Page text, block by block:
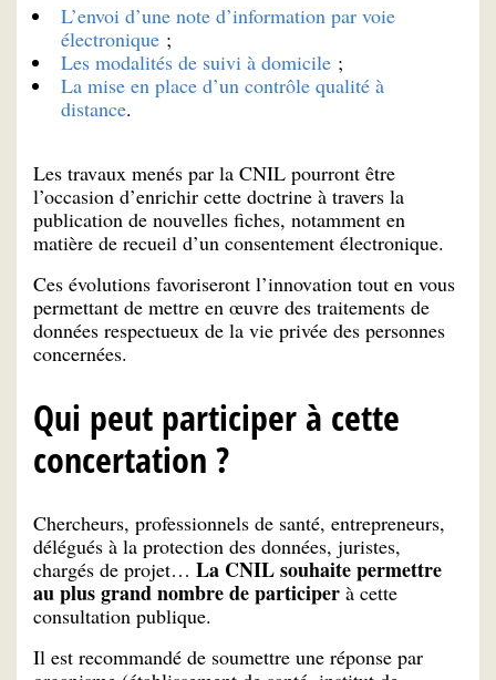
L’envoi d’une note d’information par voie
électronique ;
Les modalités de suivi à domicile ;
La mise en place d’un contrôle qualité à
distance.
Les travaux menés par la CNIL pourront être
l’occasion d’enrichir cette doctrine à travers la
publication de nouvelles fiches, notamment en
matière de recueil d’un consentement électronique.
Ces évolutions favoriseront l’innovation tout en vous
permettant de mettre en œuvre des traitements de
données respectueux de la vie privée des personnes
concernées.
Qui peut participer à cette
concertation ?
Chercheurs, professionnels de santé, entrepreneurs,
délégués à la protection des données, juristes,
chargés de projet… La CNIL souhaite permettre
au plus grand nombre de participer à cette
consultation publique.
Il est recommandé de soumettre une réponse par